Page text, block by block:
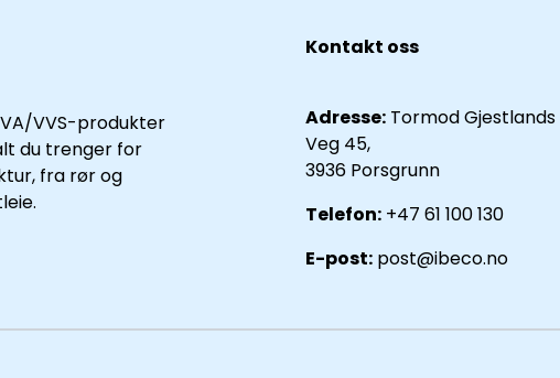
VVS-produkter
du trenger for
fra rør og
Kontakt oss
Adresse: Tormod Gjestlands
Veg 45,
3936 Porsgrunn
Telefon: +47 61 100 130
E-post: post@ibeco.no